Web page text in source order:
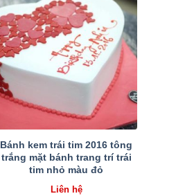
Bánh kem trái tim 2016 tông
trắng mặt bánh trang trí trái
tim nhỏ màu đỏ
Liên hệ